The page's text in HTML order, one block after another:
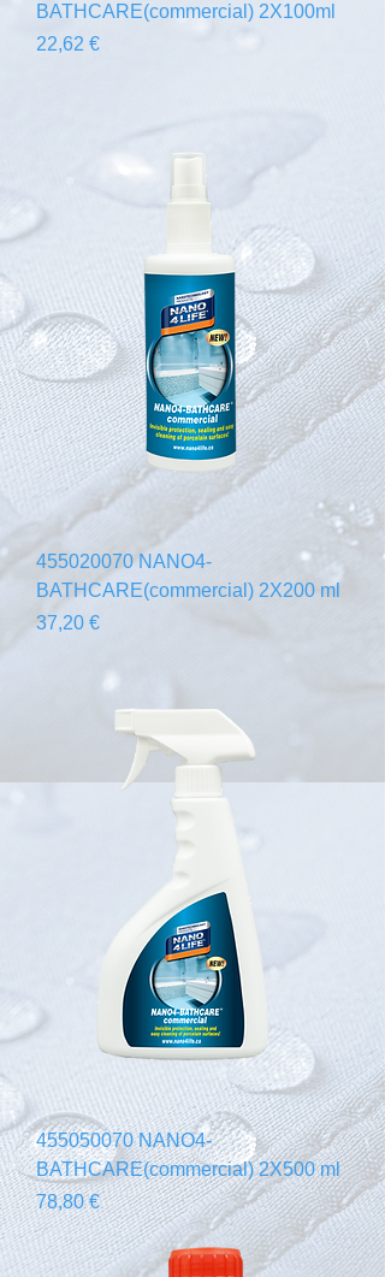
BATHCARE(commercial) 2X100ml
Prix
22,62 €
455020070 NANO4-
BATHCARE(commercial) 2X200 ml
Prix
37,20 €
455050070 NANO4-
BATHCARE(commercial) 2X500 ml
Prix
78,80 €